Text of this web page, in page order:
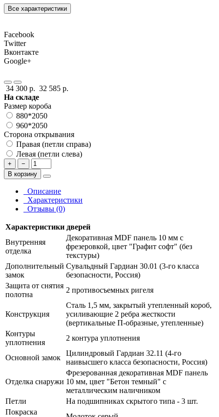
Все характеристики
Facebook
Twitter
Вконтакте
Google+
34 300 р. 32 585 р.
На складе
Размер короба
880*2050
960*2050
Сторона открывания
Правая (петли справа)
Левая (петли слева)
+
−
В корзину
Описание
Характеристики
Отзывы (0)
Характеристики дверей
Внутренняя
отделка
Декоративная MDF панель 10 мм с
фрезеровкой, цвет "Графит софт" (без
текстуры)
Дополнительный
замок
Сувальдный Гардиан 30.01 (3-го класса
безопасности, Россия)
Защита от снятия
полотна
2 противосъемных ригеля
Конструкция
Сталь 1,5 мм, закрытый утепленный короб,
усиливающие 2 ребра жесткости
(вертикальные П-образные, утепленные)
Контуры
уплотнения
2 контура уплотнения
Основной замок
Цилиндровый Гардиан 32.11 (4-го
наивысшего класса безопасности, Россия)
Отделка снаружи
Фрезерованная декоративная MDF панель
10 мм, цвет "Бетон темный" с
металлическим наличником
Петли
На подшипниках скрытого типа - 3 шт.
Покраска